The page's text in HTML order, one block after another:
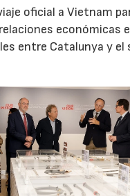
oficial a Vietnam
económicas e
entre Catalunya y el